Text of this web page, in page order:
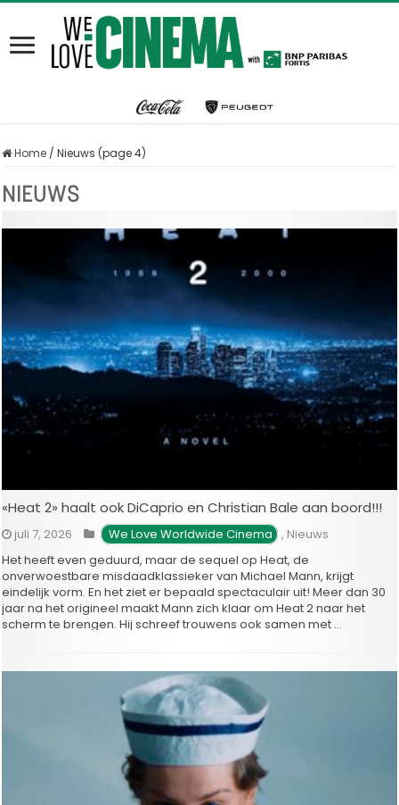
Home / Nieuws (page 4)
NIEUWS
«Heat 2» haalt ook DiCaprio en Christian Bale aan boord!!!
juli 7, 2026 We Love Worldwide Cinema , Nieuws
Het heeft even geduurd, maar de sequel op Heat, de
onverwoestbare misdaadklassieker van Michael Mann, krijgt
eindelijk vorm. En het ziet er bepaald spectaculair uit! Meer dan 30
jaar na het origineel maakt Mann zich klaar om Heat 2 naar het
scherm te brengen. Hij schreef trouwens ook samen met …